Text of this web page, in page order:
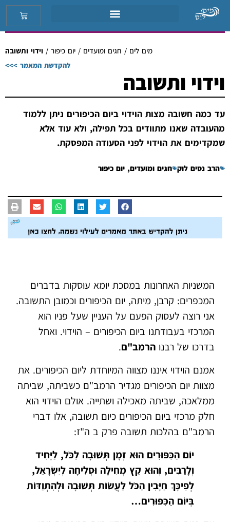
מים לים / חגים ומועדים / יום כיפור / וידוי ותשובה
להקדשת המאמר >>>
וידוי ותשובה
עד כמה חשובה מצות הוידוי ביום הכיפורים ניתן ללמוד
מהעובדה שאנו מתוודים בכל תפילה, ולא עוד אלא
שמקדימים את הוידוי לפני הסעודה המפסקת.
הרב נסים לוק חגים ומועדים, יום כיפור
המשניות האחרונות במסכת יומא עוסקות בדברים
המכפרים: קרבן, מיתה, יום הכיפורים וכמובן התשובה.
אני רוצה לעסוק הפעם על העניין שעל פניו הוא
המרכזי בעבודתנו ביום הכיפורים – הוידוי. ואחל
בדרכו של רבנו הרמב"ם.
אמנם הוידוי איננו מצווה המיוחדת ליום הכיפורים. את
מצוות יום הכיפורים מגדיר הרמב"ם כשביתה, שביתה
ממלאכה, שביתה מאכילה ושתייה. אולם הוידוי הוא
חלק מרכזי ביום הכיפורים כיום תשובה, אלו דברי
הרמב"ם בהלכות תשובה פרק ב ה"ז:
יוֹם הַכִּפּוּרִים הוּא זְמָן תְּשׁוּבָה לַכֹּל, לַיָּחִיד
וְלָרַבִּים, וְהוּא קֵץ מְחִילָה וּסְלִיחָה לְיִשְׂרָאֵל,
לְפִיכָּךְ חַיָּבִין הַכֹּל לַעֲשׂוֹת תְּשׁוּבָה וּלְהִתְוַדּוֹת
בְּיוֹם הַכִּפּוּרִים…